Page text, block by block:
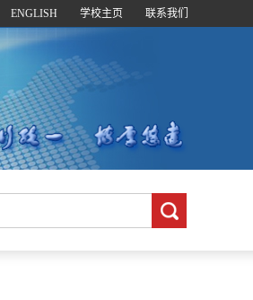
ENGLISH 学校主页 联系我们